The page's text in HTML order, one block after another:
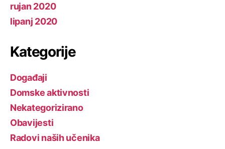
rujan 2020
lipanj 2020
Kategorije
Događaji
Domske aktivnosti
Nekategorizirano
Obavijesti
Radovi naših učenika